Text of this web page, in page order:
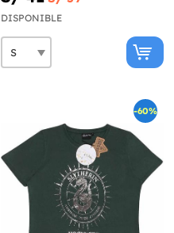
DISPONIBLE
-60%